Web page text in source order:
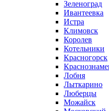
Зеленоград
Ивантеевка
Истра
Климовск
Королев
Котельники
Красногорск
Лобня
Лыткарино
Люберцы
Можайск